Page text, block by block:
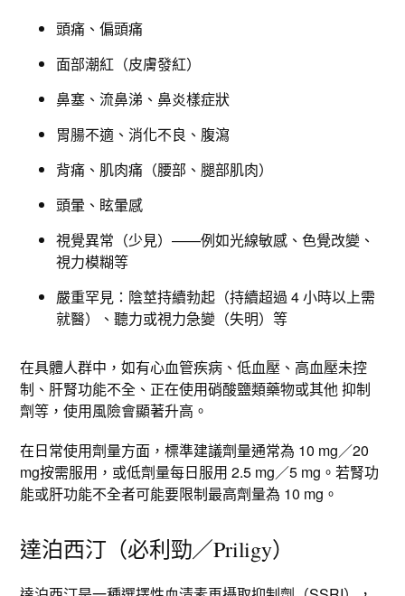
頭痛、偏頭痛
面部潮紅（皮膚發紅）​
鼻塞、流鼻涕、鼻炎樣症狀
胃腸不適、消化不良、腹瀉
背痛、肌肉痛（腰部、腿部肌肉）
頭暈、眩暈感
視覺異常（少見）——例如光線敏感、色覺改變、
視力模糊等
嚴重罕見：陰莖持續勃起（持續超過 4 小時以上需
就醫）、聽力或視力急變（失明）等
在具體人群中，如有心血管疾病、低血壓、高血壓未控
制、肝腎功能不全、正在使用硝酸鹽類藥物或其他 抑制
劑等，使用風險會顯著升高。​
在日常使用劑量方面，標準建議劑量通常為 10 mg／20
mg按需服用，或低劑量每日服用 2.5 mg／5 mg。若腎功
能或肝功能不全者可能要限制最高劑量為 10 mg。​
達泊西汀（必利勁／Priligy）